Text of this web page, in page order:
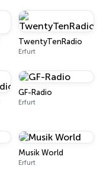
TwentyTenRadio
Erfurt
GF-Radio
Erfurt
Musik World
Erfurt